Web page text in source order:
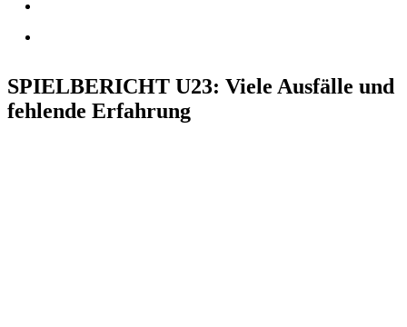
SPIELBERICHT U23: Viele Ausfälle und
fehlende Erfahrung